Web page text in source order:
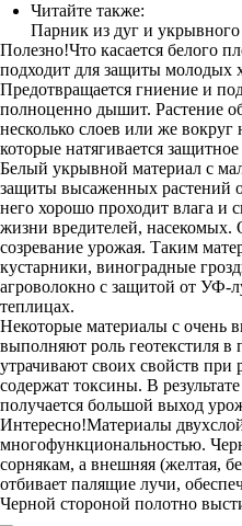
Читайте также:
Парник из дуг и
Полезно!Что касается белого
подходит для защиты молодых
Предотвращается гниение и
полноценно дышит. Растение
несколько слоев или же
которые натягивается
Белый укрывной материал с
защиты высаженных растений
него хорошо проходит влага и
жизни вредителей, насекомых.
созревание урожая. Таким
кустарники, виноградные
агроволокно с защитой от УФ-
теплицах.
Некоторые материалы с очень
выполняют роль геотекстиля
утрачивают своих свойств при
содержат токсины. В
получается большой выход
Интересно!Материалы
многофункциональностью.
сорнякам, а внешняя (желтая,
отбивает палящие лучи,
Черной стороной полотно